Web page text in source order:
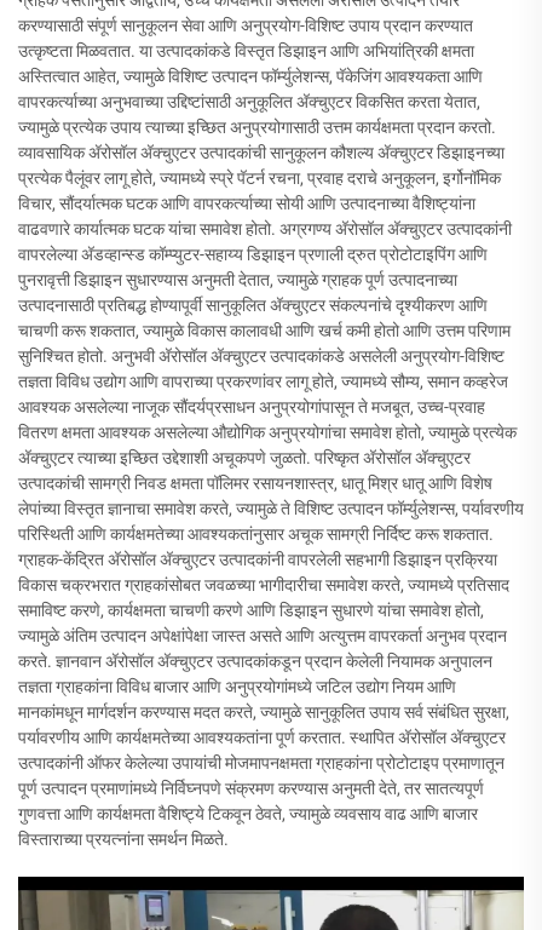
करण्यासाठी संपूर्ण सानुकूलन सेवा आणि अनुप्रयोग-विशिष्ट उपाय प्रदान करण्यात
उत्कृष्टता मिळवतात. या उत्पादकांकडे विस्तृत डिझाइन आणि अभियांत्रिकी क्षमता
अस्तित्वात आहेत, ज्यामुळे विशिष्ट उत्पादन फॉर्म्युलेशन्स, पॅकेजिंग आवश्यकता आणि
वापरकर्त्याच्या अनुभवाच्या उद्दिष्टांसाठी अनुकूलित अ‍ॅक्चुएटर विकसित करता येतात,
ज्यामुळे प्रत्येक उपाय त्याच्या इच्छित अनुप्रयोगासाठी उत्तम कार्यक्षमता प्रदान करतो.
व्यावसायिक अ‍ॅरोसॉल अ‍ॅक्चुएटर उत्पादकांची सानुकूलन कौशल्य अ‍ॅक्चुएटर डिझाइनच्या
प्रत्येक पैलूंवर लागू होते, ज्यामध्ये स्प्रे पॅटर्न रचना, प्रवाह दराचे अनुकूलन, इर्गोनॉमिक
विचार, सौंदर्यात्मक घटक आणि वापरकर्त्याच्या सोयी आणि उत्पादनाच्या वैशिष्ट्यांना
वाढवणारे कार्यात्मक घटक यांचा समावेश होतो. अग्रगण्य अ‍ॅरोसॉल अ‍ॅक्चुएटर उत्पादकांनी
वापरलेल्या अ‍ॅडव्हान्स्ड कॉम्प्युटर-सहाय्य डिझाइन प्रणाली द्रुत प्रोटोटाइपिंग आणि
पुनरावृत्ती डिझाइन सुधारण्यास अनुमती देतात, ज्यामुळे ग्राहक पूर्ण उत्पादनाच्या
उत्पादनासाठी प्रतिबद्ध होण्यापूर्वी सानुकूलित अ‍ॅक्चुएटर संकल्पनांचे दृश्यीकरण आणि
चाचणी करू शकतात, ज्यामुळे विकास कालावधी आणि खर्च कमी होतो आणि उत्तम परिणाम
सुनिश्चित होतो. अनुभवी अ‍ॅरोसॉल अ‍ॅक्चुएटर उत्पादकांकडे असलेली अनुप्रयोग-विशिष्ट
तज्ञता विविध उद्योग आणि वापराच्या प्रकरणांवर लागू होते, ज्यामध्ये सौम्य, समान कव्हरेज
आवश्यक असलेल्या नाजूक सौंदर्यप्रसाधन अनुप्रयोगांपासून ते मजबूत, उच्च-प्रवाह
वितरण क्षमता आवश्यक असलेल्या औद्योगिक अनुप्रयोगांचा समावेश होतो, ज्यामुळे प्रत्येक
अ‍ॅक्चुएटर त्याच्या इच्छित उद्देशाशी अचूकपणे जुळतो. परिष्कृत अ‍ॅरोसॉल अ‍ॅक्चुएटर
उत्पादकांची सामग्री निवड क्षमता पॉलिमर रसायनशास्त्र, धातू मिश्र धातू आणि विशेष
लेपांच्या विस्तृत ज्ञानाचा समावेश करते, ज्यामुळे ते विशिष्ट उत्पादन फॉर्म्युलेशन्स, पर्यावरणीय
परिस्थिती आणि कार्यक्षमतेच्या आवश्यकतांनुसार अचूक सामग्री निर्दिष्ट करू शकतात.
ग्राहक-केंद्रित अ‍ॅरोसॉल अ‍ॅक्चुएटर उत्पादकांनी वापरलेली सहभागी डिझाइन प्रक्रिया
विकास चक्रभरात ग्राहकांसोबत जवळच्या भागीदारीचा समावेश करते, ज्यामध्ये प्रतिसाद
समाविष्ट करणे, कार्यक्षमता चाचणी करणे आणि डिझाइन सुधारणे यांचा समावेश होतो,
ज्यामुळे अंतिम उत्पादन अपेक्षांपेक्षा जास्त असते आणि अत्युत्तम वापरकर्ता अनुभव प्रदान
करते. ज्ञानवान अ‍ॅरोसॉल अ‍ॅक्चुएटर उत्पादकांकडून प्रदान केलेली नियामक अनुपालन
तज्ञता ग्राहकांना विविध बाजार आणि अनुप्रयोगांमध्ये जटिल उद्योग नियम आणि
मानकांमधून मार्गदर्शन करण्यास मदत करते, ज्यामुळे सानुकूलित उपाय सर्व संबंधित सुरक्षा,
पर्यावरणीय आणि कार्यक्षमतेच्या आवश्यकतांना पूर्ण करतात. स्थापित अ‍ॅरोसॉल अ‍ॅक्चुएटर
उत्पादकांनी ऑफर केलेल्या उपायांची मोजमापनक्षमता ग्राहकांना प्रोटोटाइप प्रमाणातून
पूर्ण उत्पादन प्रमाणांमध्ये निर्विघ्नपणे संक्रमण करण्यास अनुमती देते, तर सातत्यपूर्ण
गुणवत्ता आणि कार्यक्षमता वैशिष्ट्ये टिकवून ठेवते, ज्यामुळे व्यवसाय वाढ आणि बाजार
विस्ताराच्या प्रयत्नांना समर्थन मिळते.